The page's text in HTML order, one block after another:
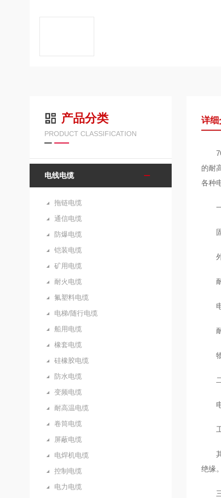
产品分类
PRODUCT CLASSIFICATION
电线电缆
拖链电缆
通信电缆
防爆电缆
铠装电缆
矿用电缆
耐火电缆
氟塑料电缆
电梯/随行电缆
船用电缆
橡套电缆
硅橡胶电缆
防水电缆
变频电缆
耐高温电缆
卷筒电缆
屏蔽电缆
电焊机电缆
控制电缆
电力电缆
详细
703
的耐
各种
一
固
外
耐
电
耐
物
二
电
工
其
绝缘
三